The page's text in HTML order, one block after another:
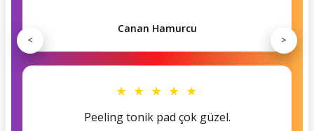
Canan Hamurcu
★ ★ ★ ★ ★
Peeling tonik pad çok güzel.
< >